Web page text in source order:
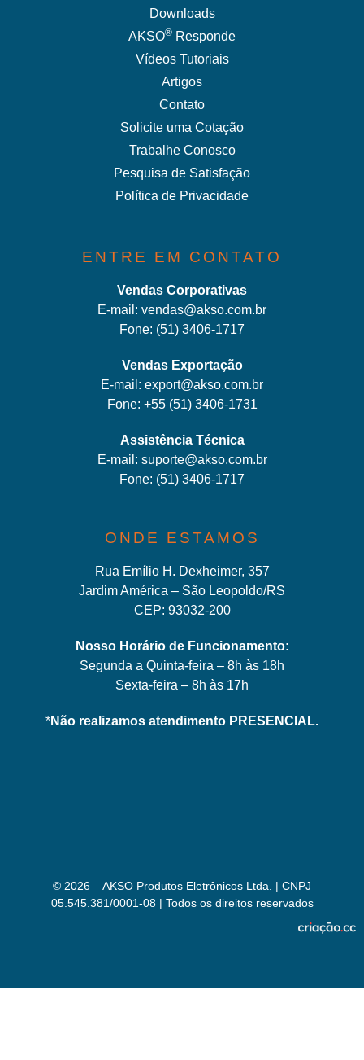
Downloads
AKSO® Responde
Vídeos Tutoriais
Artigos
Contato
Solicite uma Cotação
Trabalhe Conosco
Pesquisa de Satisfação
Política de Privacidade
ENTRE EM CONTATO
Vendas Corporativas
E-mail: vendas@akso.com.br
Fone: (51) 3406-1717
Vendas Exportação
E-mail: export@akso.com.br
Fone: +55 (51) 3406-1731
Assistência Técnica
E-mail: suporte@akso.com.br
Fone: (51) 3406-1717
ONDE ESTAMOS
Rua Emílio H. Dexheimer, 357
Jardim América – São Leopoldo/RS
CEP: 93032-200
Nosso Horário de Funcionamento:
Segunda a Quinta-feira – 8h às 18h
Sexta-feira – 8h às 17h
*Não realizamos atendimento PRESENCIAL.
© 2026 – AKSO Produtos Eletrônicos Ltda. | CNPJ
05.545.381/0001-08 | Todos os direitos reservados